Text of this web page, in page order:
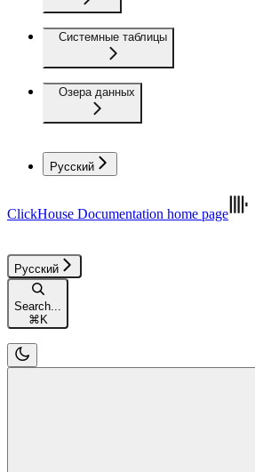
Системные таблицы
Озера данных
Русский
ClickHouse Documentation home page
Русский
Search...
⌘K